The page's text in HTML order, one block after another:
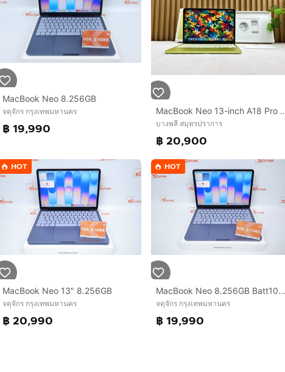
MacBook Neo 8.256GB
จตุจักร กรุงเทพมหานคร
฿ 19,990
MacBook Neo 13-inch A18 Pro 2026
บางพลี สมุทรปราการ
฿ 20,900
HOT
MacBook Neo 13" 8.256GB
จตุจักร กรุงเทพมหานคร
฿ 20,990
HOT
MacBook Neo 8.256GB Batt100 Care 05.27
จตุจักร กรุงเทพมหานคร
฿ 19,990